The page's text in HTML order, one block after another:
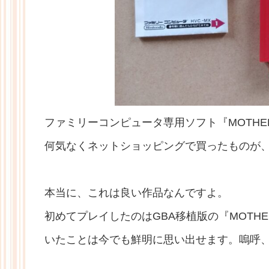
ファミリーコンピュータ専用ソフト『
何気なくネットショッピングで買ったものが
本当に、これは良い作品なんですよ。
初めてプレイしたのはGBA移植版の『
いたことは今でも鮮明に思い出せます。嗚